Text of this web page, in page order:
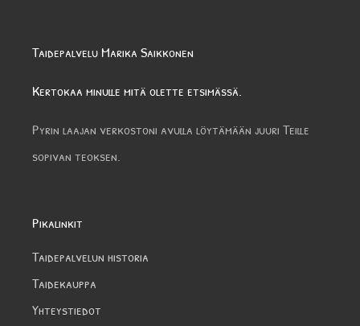
Taidepalvelu Marika Saikkonen
Kertokaa minulle mitä olette etsimässä.
Pyrin laajan verkostoni avulla löytämään juuri Teille
sopivan teoksen.
Pikalinkit
Taidepalvelun historia
Taidekauppa
Yhteystiedot